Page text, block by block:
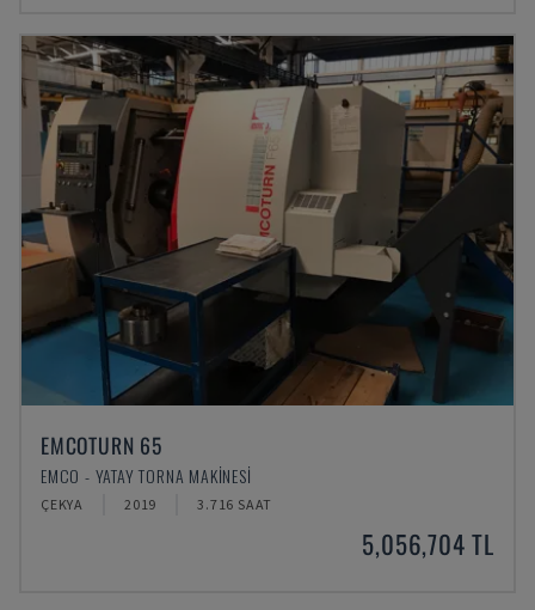
EMCOTURN 65
EMCO - YATAY TORNA MAKINESI
ÇEKYA 2019 3.716 SAAT
5,056,704 TL